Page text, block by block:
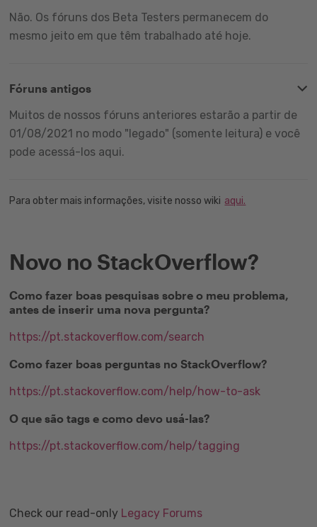
Não. Os fóruns dos Beta Testers permanecem do
mesmo jeito em que têm trabalhado até hoje.
Fóruns antigos
Muitos de nossos fóruns anteriores estarão a partir de
01/08/2021 no modo "legado" (somente leitura) e você
pode acessá-los aqui.
Para obter mais informações, visite nosso wiki aqui.
Novo no StackOverflow?
Como fazer boas pesquisas sobre o meu problema,
antes de inserir uma nova pergunta?
https://pt.stackoverflow.com/search
Como fazer boas perguntas no StackOverflow?
https://pt.stackoverflow.com/help/how-to-ask
O que são tags e como devo usá-las?
https://pt.stackoverflow.com/help/tagging
Check our read-only Legacy Forums